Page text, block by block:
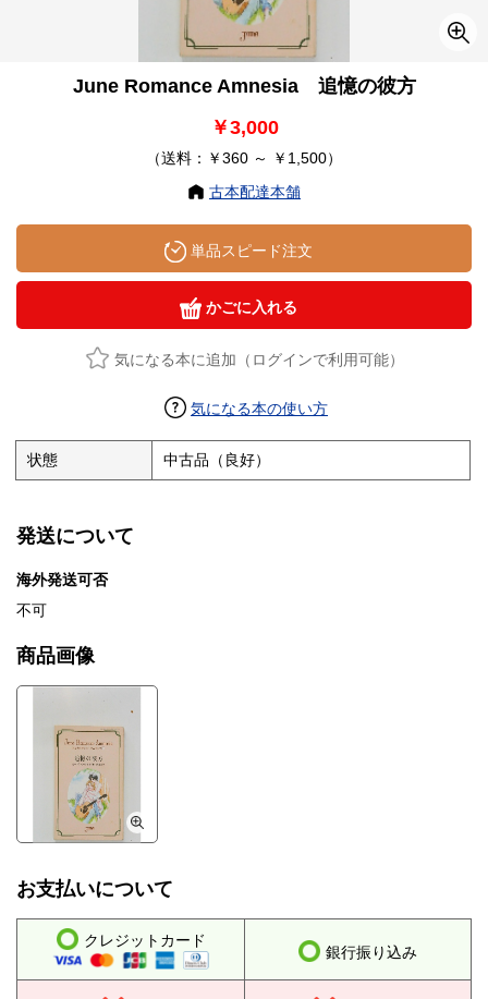
June Romance Amnesia 追憶の彼方
￥3,000
（送料：￥360 ～ ￥1,500）
古本配達本舗
単品スピード注文
かごに入れる
気になる本に追加（ログインで利用可能）
気になる本の使い方
状態 中古品（良好）
発送について
海外発送可否
不可
商品画像
お支払いについて
クレジットカード
銀行振り込み